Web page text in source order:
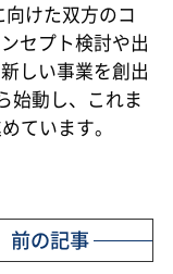
けた双方のコ
セプト検討や出
しい事業を創出
始動し、これま
ています。
前の記事